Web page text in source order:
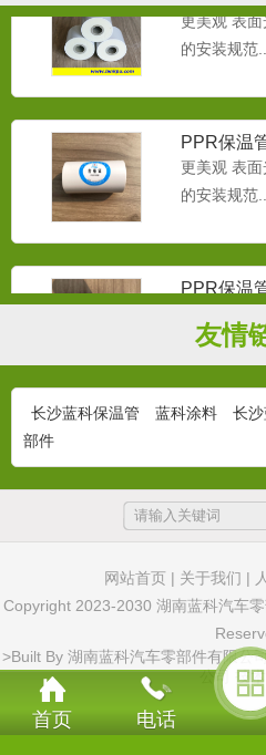
更美观 表
的安装规范...
PPR保温
更美观 表
的安装规范...
PPR保温
更美观 表
的安装规范
PPR保温
PPR保温
学校热水管
PPR保温
更美观 表
友情
长沙蓝科保温管 蓝科涂料 长
部件
网站首页 | 关于我们 |
Copyright 2023-2030 湖南蓝科汽车
>Built By 湖南蓝科汽车零部件有限公
公司
技
首页 电话